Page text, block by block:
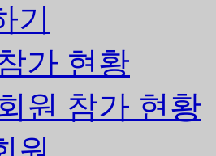
기
가 현황
원 참가 현황